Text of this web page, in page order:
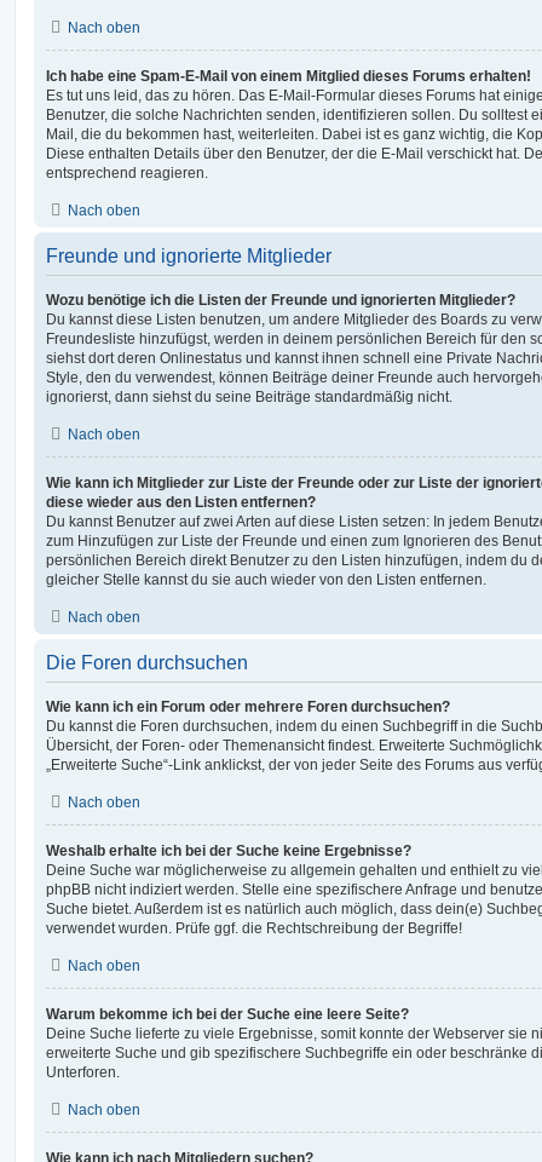
Nach oben
Ich habe eine Spam-E-Mail von einem Mitglied dieses Forums erhalten!
Es tut uns leid, das zu hören. Das E-Mail-Formular dieses Forums hat
Benutzer, die solche Nachrichten senden, identifizieren sollen. Du solltest
Mail, die du bekommen hast, weiterleiten. Dabei ist es ganz wichtig, die
Diese enthalten Details über den Benutzer, der die E-Mail verschickt hat.
entsprechend reagieren.
Nach oben
Freunde und ignorierte Mitglieder
Wozu benötige ich die Listen der Freunde und ignorierten Mitglieder?
Du kannst diese Listen benutzen, um andere Mitglieder des Boards zu
Freundesliste hinzufügst, werden in deinem persönlichen Bereich für den
siehst dort deren Onlinestatus und kannst ihnen schnell eine Private
Style, den du verwendest, können Beiträge deiner Freunde auch
ignorierst, dann siehst du seine Beiträge standardmäßig nicht.
Nach oben
Wie kann ich Mitglieder zur Liste der Freunde oder zur Liste der
diese wieder aus den Listen entfernen?
Du kannst Benutzer auf zwei Arten auf diese Listen setzen: In jedem
zum Hinzufügen zur Liste der Freunde und einen zum Ignorieren des
persönlichen Bereich direkt Benutzer zu den Listen hinzufügen, indem du
gleicher Stelle kannst du sie auch wieder von den Listen entfernen.
Nach oben
Die Foren durchsuchen
Wie kann ich ein Forum oder mehrere Foren durchsuchen?
Du kannst die Foren durchsuchen, indem du einen Suchbegriff in die
Übersicht, der Foren- oder Themenansicht findest. Erweiterte
„Erweiterte Suche“-Link anklickst, der von jeder Seite des Forums aus
Nach oben
Weshalb erhalte ich bei der Suche keine Ergebnisse?
Deine Suche war möglicherweise zu allgemein gehalten und enthielt zu
phpBB nicht indiziert werden. Stelle eine spezifischere Anfrage und
Suche bietet. Außerdem ist es natürlich auch möglich, dass dein(e)
verwendet wurden. Prüfe ggf. die Rechtschreibung der Begriffe!
Nach oben
Warum bekomme ich bei der Suche eine leere Seite?
Deine Suche lieferte zu viele Ergebnisse, somit konnte der Webserver sie
erweiterte Suche und gib spezifischere Suchbegriffe ein oder beschränke
Unterforen.
Nach oben
Wie kann ich nach Mitgliedern suchen?